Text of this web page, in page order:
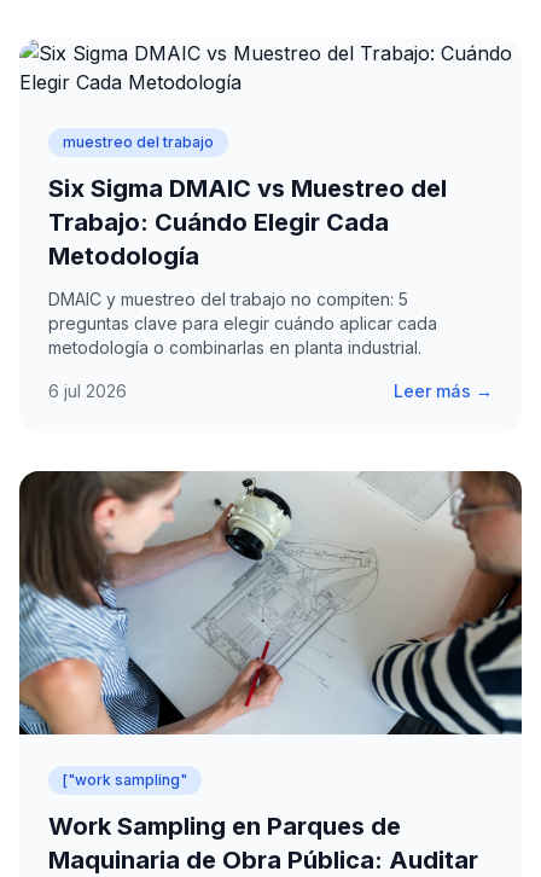
muestreo del trabajo
Six Sigma DMAIC vs Muestreo del
Trabajo: Cuándo Elegir Cada
Metodología
DMAIC y muestreo del trabajo no compiten: 5
preguntas clave para elegir cuándo aplicar cada
metodología o combinarlas en planta industrial.
6 jul 2026 Leer más →
["work sampling"
Work Sampling en Parques de
Maquinaria de Obra Pública: Auditar